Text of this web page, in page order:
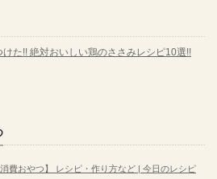
た!! 絶対おいしい鶏のささみレシピ10選!!
費おやつ】 レシピ・作り方など | 今日のレシピ